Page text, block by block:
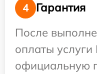
4
Гарантия
После
оплаты
официальную